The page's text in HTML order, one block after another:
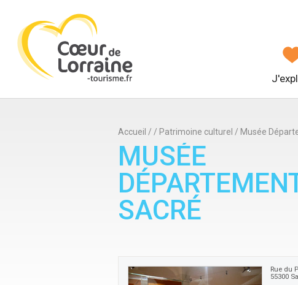
Accueil / / Patrimoine culturel / Musée
MUSÉE
SACRÉ
Rue du
55300